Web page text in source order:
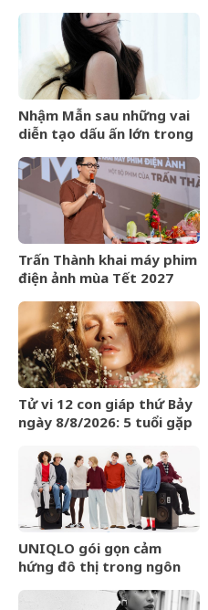
Nhậm Mẫn sau những vai
diễn tạo dấu ấn lớn trong
Trấn Thành khai máy phim
điện ảnh mùa Tết 2027
Tử vi 12 con giáp thứ Bảy
ngày 8/8/2026: 5 tuổi gặp
UNIQLO gói gọn cảm
hứng đô thị trong ngôn
tập Thu Đông 2026